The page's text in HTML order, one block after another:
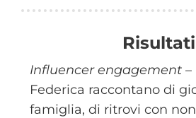
Risultati
Influencer engagement–
Federica raccontano di
famiglia, di ritrovi con